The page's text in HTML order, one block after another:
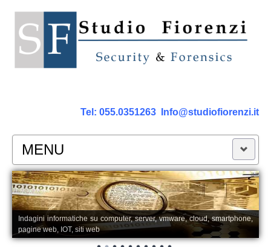
Tel: 055.0351263 Info@studiofiorenzi.it
MENU
PERIZIE
Perizia Computer
Perizia Smartphone Tablet,Cell.
Indagini informatiche su computer, server, vmware, cloud, smartphone,
pagine web, IOT, siti web